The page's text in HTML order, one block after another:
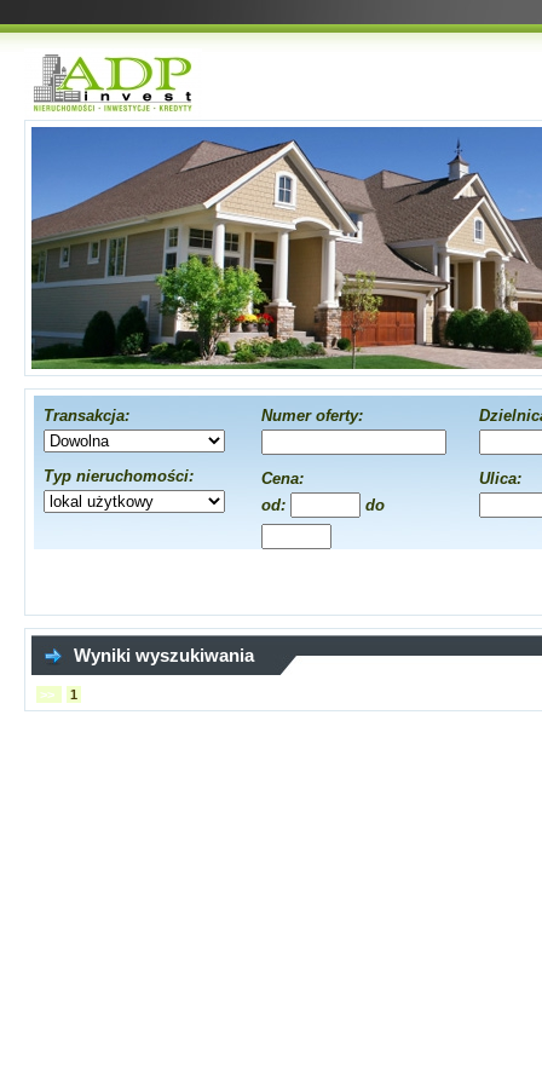
Transakcja:
Typ nieruchomości:
Numer oferty:
Cena:
od:
do
Ulica:
Wyniki wyszukiwania
>> 1